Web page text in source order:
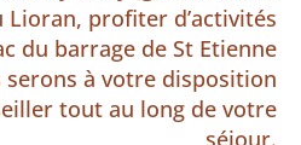
Lioran, profiter d’activités
du barrage de St Etienne
serons à votre disposition
tout au long de votre
séjour.